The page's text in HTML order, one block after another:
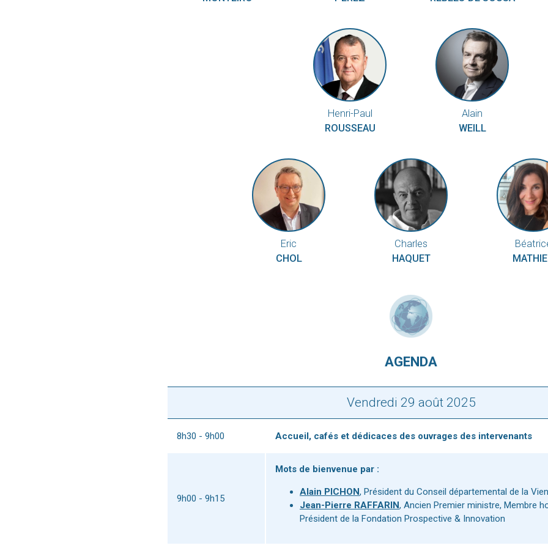
Henri-Paul
ROUSSEAU
Alain
WEILL
Eric
CHOL
Charles
HAQUET
AGENDA
Vendredi 29 août 2025
8h30 - 9h00 Accueil, cafés et dédicaces des ouvrages des intervenants
9h00 - 9h15
Mots de bienvenue par :
Alain PICHON, Président du Conseil départemental de la
Jean-Pierre RAFFARIN, Ancien Premier ministre, Membre
Président de la Fondation Prospective & Innovation